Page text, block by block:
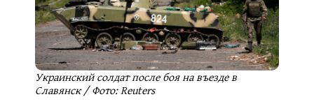
Украинский солдат после боя на въезде в
Славянск / Фото: Reuters